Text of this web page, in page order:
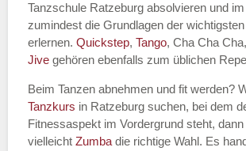
Tanzart*
Tanzschule Ratzeburg absolvieren und
zumindest die Grundlagen der
erlernen. Quickstep, Tango, Cha Cha Cha,
Jive gehören ebenfalls zum üblichen
Beim Tanzen abnehmen und fit werden?
Tanzkurs in Ratzeburg suchen, bei dem
Fitnessaspekt im Vordergrund steht,
vielleicht Zumba die richtige Wahl. Es